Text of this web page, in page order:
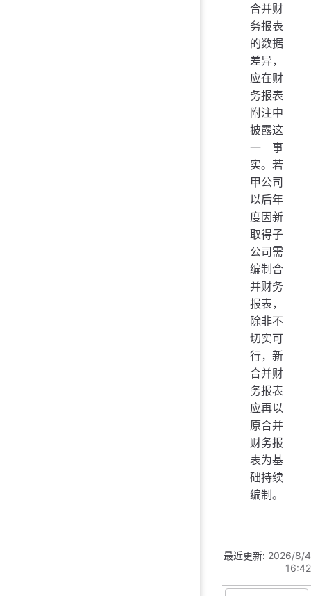
合并财
务报表
的数据
差异，
应在财
务报表
附注中
披露这
一事
实。若
甲公司
以后年
度因新
取得子
公司需
编制合
并财务
报表，
除非不
切实可
行，新
合并财
务报表
应再以
原合并
财务报
表为基
础持续
编制。
最近更新: 2026/8/4
16:42